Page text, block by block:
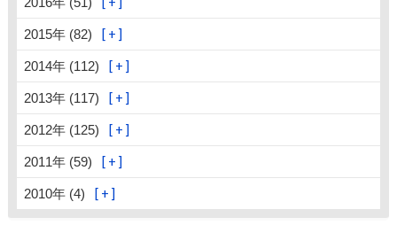
2015年 (82)
2014年 (112)
2013年 (117)
2012年 (125)
2011年 (59)
2010年 (4)